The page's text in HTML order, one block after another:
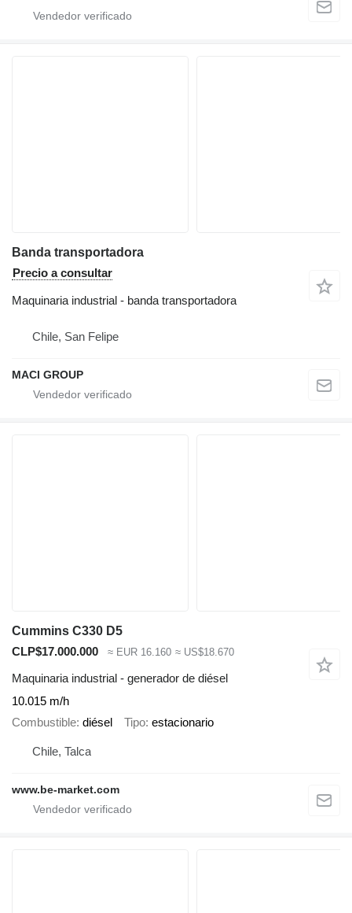
Banda transportadora
Precio a consultar
Maquinaria industrial - banda transportadora
Chile, San Felipe
MACI GROUP
Cummins C330 D5
CLP$17.000.000
≈ EUR 16.160 ≈ US$18.670
Maquinaria industrial - generador de diésel
10.015 m/h
Combustible diésel Tipo estacionario
Chile, Talca
www.be-market.com